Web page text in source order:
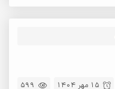
599 15 مهر 1404